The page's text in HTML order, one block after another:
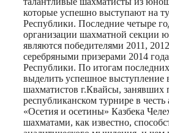
которые успешно выступают на
Республики. Последние четыре
организации шахматной секции
являются победителями 2011,
серебряными призерами 2014
Республики. По итогам
выделить успешное выступление
шахматистов г.Квайсы, занявших
республиканском турнире в честь
«Осетия и осетины» Казбека
шахматами, как известно,